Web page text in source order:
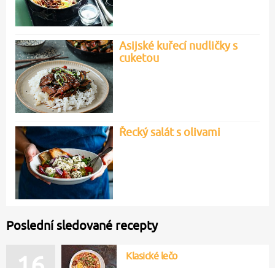
Asijské kuřecí nudličky s
cuketou
Řecký salát s olivami
Poslední sledované recepty
Klasické lečo